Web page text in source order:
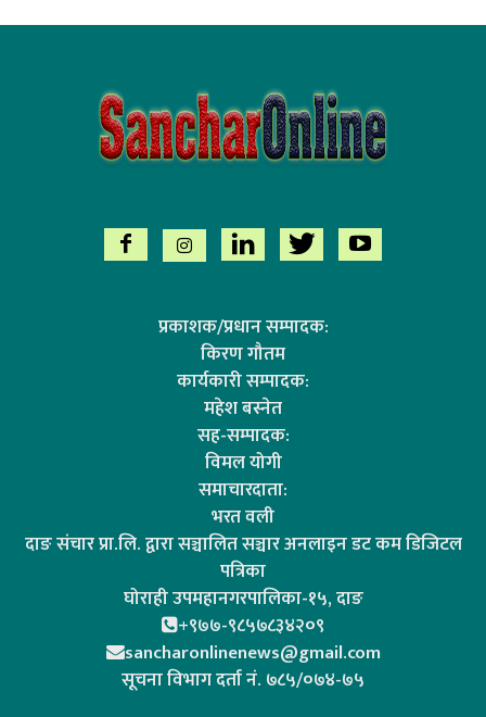
प्रकाशक/प्रधान सम्पादक:
किरण गौतम
कार्यकारी सम्पादक:
महेश बस्नेत
सह-सम्पादक:
विमल योगी
समाचारदाता:
भरत वली
दाङ संचार प्रा.लि. द्वारा सञ्चालित सञ्चार अनलाइन डट कम डिजिटल
पत्रिका
घोराही उपमहानगरपालिका-१५, दाङ
+९७७-९८५७८३४२०९
sancharonlinenews@gmail.com
सूचना विभाग दर्ता न‌ं. ७८५/०७४-७५